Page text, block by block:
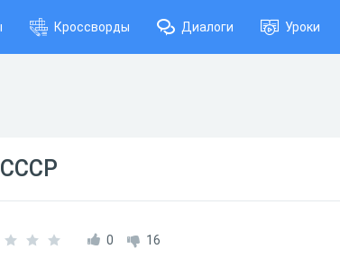
Кроссворды Диалоги Уроки
0 16